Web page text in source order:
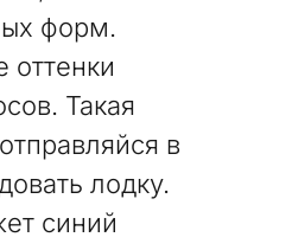
форм.
Такая
в
лодку.
синий